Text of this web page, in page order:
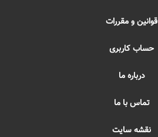
قوانین و مقررات
حساب کاربری
درباره ما
تماس با ما
نقشه سایت